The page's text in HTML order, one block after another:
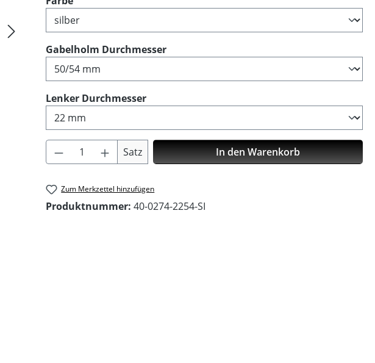
Gabelholm Durchmesserauswählen
Lenker Durchmesserauswählen
Produkt Anzahl: Gib den gewünschten Wert
Satz In den Warenkorb
Zum Merkzettel hinzufügen
Produktnummer: 40-0274-2254-SI